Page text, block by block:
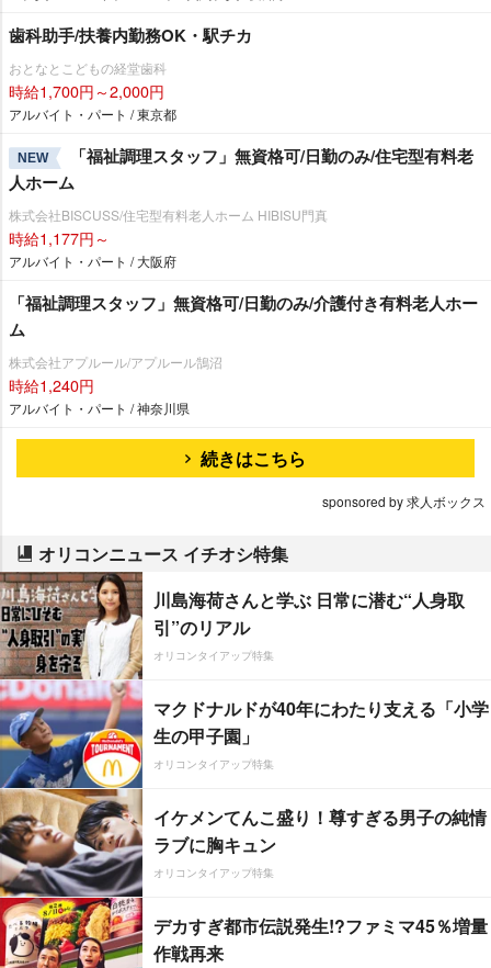
歯科助手/扶養内勤務OK・駅チカ
おとなとこどもの経堂歯科
時給1,700円～2,000円
アルバイト・パート / 東京都
NEW
「福祉調理スタッフ」無資格可/日勤のみ/住宅型有料老
人ホーム
株式会社BISCUSS/住宅型有料老人ホーム HIBISU門真
時給1,177円～
アルバイト・パート / 大阪府
「福祉調理スタッフ」無資格可/日勤のみ/介護付き有料老人ホー
ム
株式会社アプルール/アプルール鵠沼
時給1,240円
アルバイト・パート / 神奈川県
続きはこちら
sponsored by 求人ボックス
オリコンニュース イチオシ特集
川島海荷さんと学ぶ 日常に潜む“人身取
引”のリアル
オリコンタイアップ特集
マクドナルドが40年にわたり支える「小学
生の甲子園」
オリコンタイアップ特集
イケメンてんこ盛り！尊すぎる男子の純情
ラブに胸キュン
オリコンタイアップ特集
デカすぎ都市伝説発生!?ファミマ45％増量
作戦再来